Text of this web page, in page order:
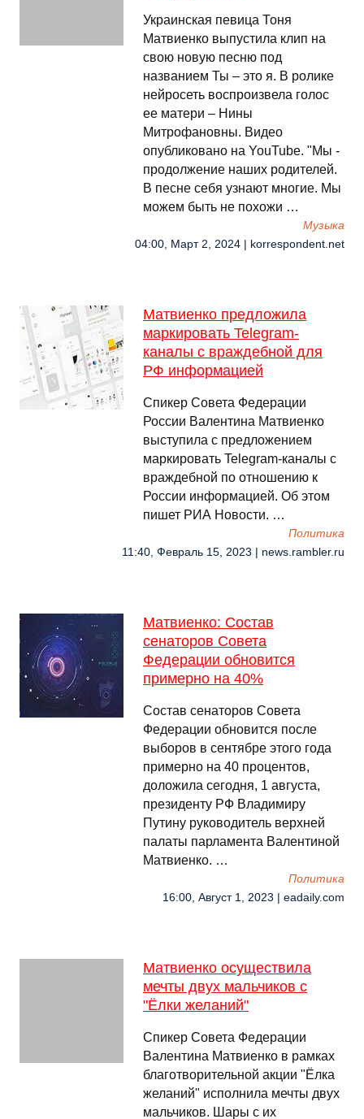
Украинская певица Тоня
Матвиенко выпустила клип на
свою новую песню под
названием Ты – это я. В ролике
нейросеть воспроизвела голос
ее матери – Нины
Митрофановны. Видео
опубликовано на YouTube. "Мы -
продолжение наших родителей.
В песне себя узнают многие. Мы
можем быть не похожи …
Музыка
04:00, Март 2, 2024 | korrespondent.net
Матвиенко предложила
маркировать Telegram-
каналы с враждебной для
РФ информацией
Спикер Совета Федерации
России Валентина Матвиенко
выступила с предложением
маркировать Telegram-каналы с
враждебной по отношению к
России информацией. Об этом
пишет РИА Новости. …
Политика
11:40, Февраль 15, 2023 | news.rambler.ru
Матвиенко: Состав
сенаторов Совета
Федерации обновится
примерно на 40%
Состав сенаторов Совета
Федерации обновится после
выборов в сентябре этого года
примерно на 40 процентов,
доложила сегодня, 1 августа,
президенту РФ Владимиру
Путину руководитель верхней
палаты парламента Валентиной
Матвиенко. …
Политика
16:00, Август 1, 2023 | eadaily.com
Матвиенко осуществила
мечты двух мальчиков с
"Ёлки желаний"
Спикер Совета Федерации
Валентина Матвиенко в рамках
благотворительной акции "Ёлка
желаний" исполнила мечты двух
мальчиков. Шары с их